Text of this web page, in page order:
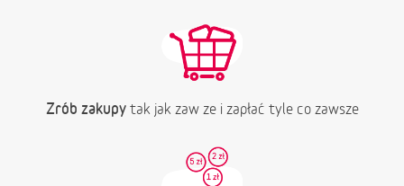
Zrób zakupytak jak zaw ze i zapłać tyle co zawsze